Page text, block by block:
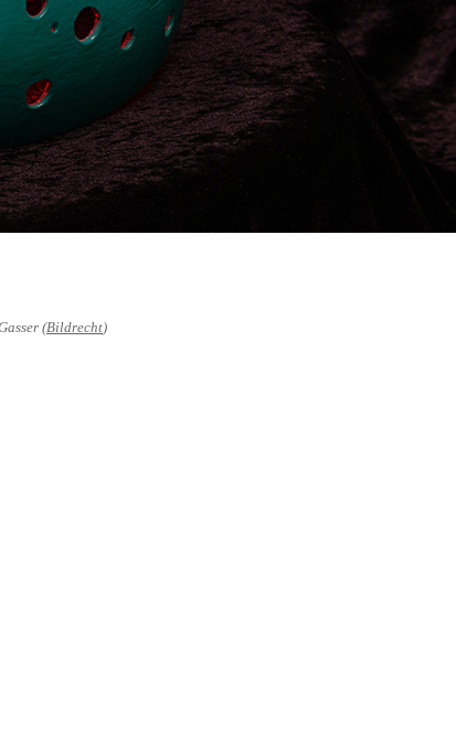
(Bildrecht)